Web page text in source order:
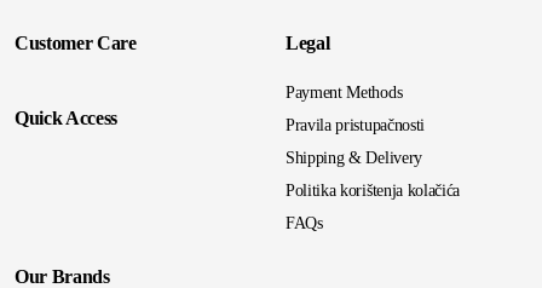
Customer Care
Quick Access
Legal
Payment Methods
Pravila pristupačnosti
Shipping & Delivery
Politika korištenja kolačića
FAQs
Our Brands